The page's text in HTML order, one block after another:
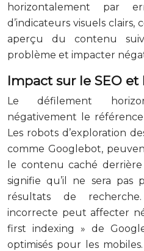
horizontalement par
d’indicateurs visuels clairs,
aperçu du contenu
problème et impacter
Impact sur le SEO et
Le défilement
négativement le
Les robots d’exploration
comme Googlebot,
le contenu caché
signifie qu’il ne sera pas
résultats de
incorrecte peut affecter
first indexing » de
optimisés pour les